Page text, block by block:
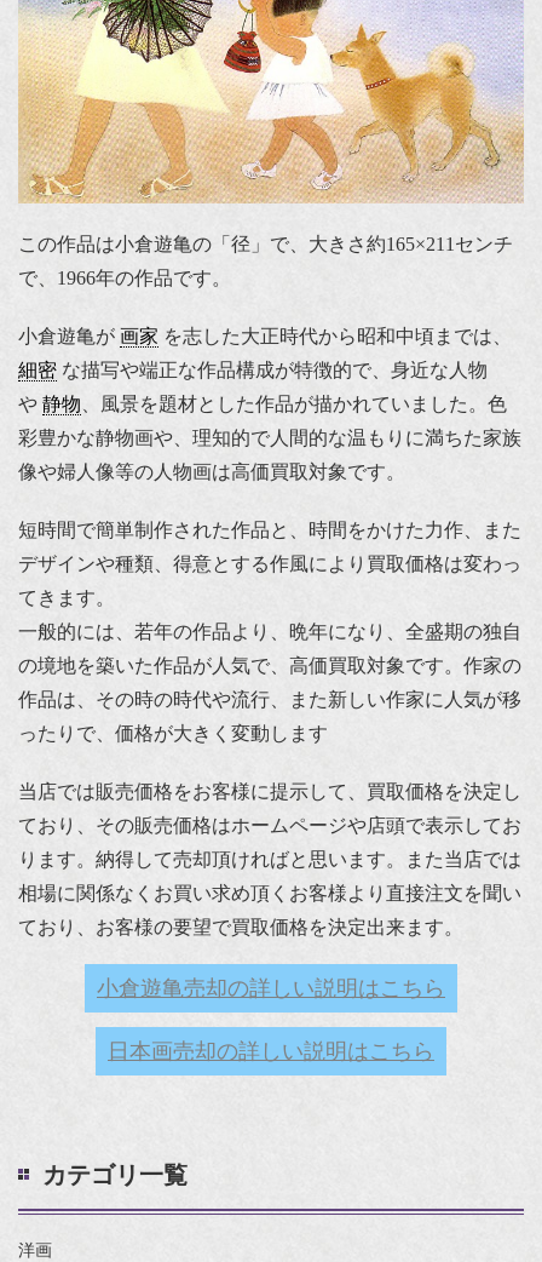
この作品は小倉遊亀の「径」で、大きさ約165×211センチ
で、1966年の作品です。
小倉遊亀が 画家 を志した大正時代から昭和中頃までは、
細密 な描写や端正な作品構成が特徴的で、身近な人物
や 静物 、風景を題材とした作品が描かれていました。色
彩豊かな静物画や、理知的で人間的な温もりに満ちた家族
像や婦人像等の人物画は高価買取対象です。
短時間で簡単制作された作品と、時間をかけた力作、また
デザインや種類、得意とする作風により買取価格は変わっ
てきます。
一般的には、若年の作品より、晩年になり、全盛期の独自
の境地を築いた作品が人気で、高価買取対象です。作家の
作品は、その時の時代や流行、また新しい作家に人気が移
ったりで、価格が大きく変動します
当店では販売価格をお客様に提示して、買取価格を決定し
ており、その販売価格はホームページや店頭で表示してお
ります。納得して売却頂ければと思います。また当店では
相場に関係なくお買い求め頂くお客様より直接注文を聞い
ており、お客様の要望で買取価格を決定出来ます。
小倉遊亀売却の詳しい説明はこちら
日本画売却の詳しい説明はこちら
カテゴリ一覧
洋画